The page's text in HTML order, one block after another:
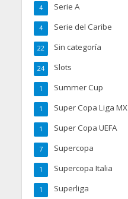
Serie A
4
Serie del Caribe
4
Sin categoría
22
Slots
24
Summer Cup
1
Super Copa Liga MX
1
Super Copa UEFA
1
Supercopa
7
Supercopa Italia
1
Superliga
1